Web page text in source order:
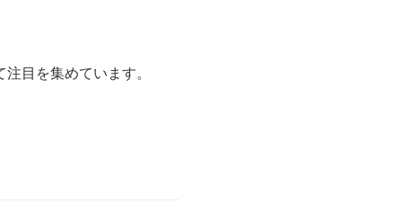
目を集めています。